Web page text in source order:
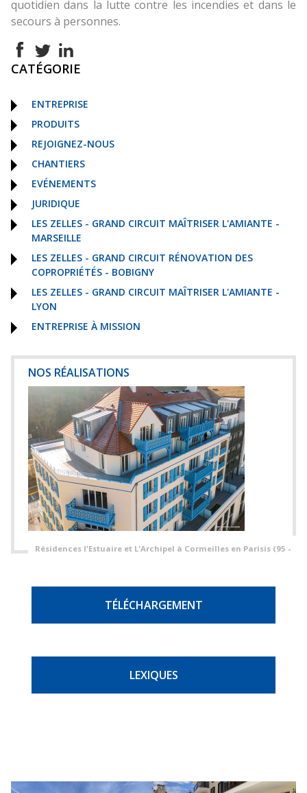
quotidien dans la lutte contre les incendies et dans le
secours à personnes.
CATÉGORIE
ENTREPRISE
PRODUITS
REJOIGNEZ-NOUS
CHANTIERS
EVÉNEMENTS
JURIDIQUE
LES ZELLES - GRAND CIRCUIT MAÎTRISER L'AMIANTE -
MARSEILLE
LES ZELLES - GRAND CIRCUIT RÉNOVATION DES
COPROPRIÉTÉS - BOBIGNY
LES ZELLES - GRAND CIRCUIT MAÎTRISER L'AMIANTE -
LYON
ENTREPRISE À MISSION
NOS RÉALISATIONS
Résidences l'Estuaire et L'Archipel à Cormeilles en Parisis (95 -
TÉLÉCHARGEMENT
LEXIQUES